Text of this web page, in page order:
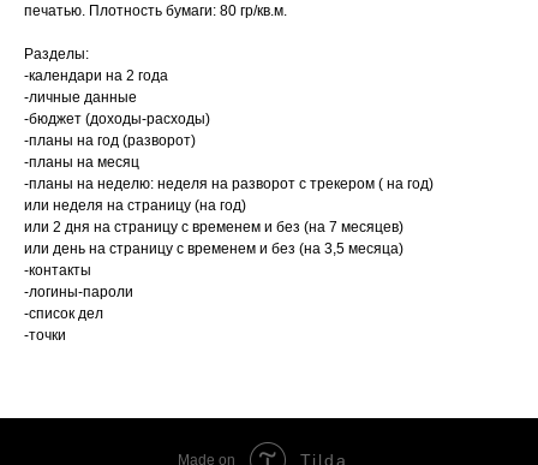
печатью. Плотность бумаги: 80 гр/кв.м.
Разделы:
-календари на 2 года
-личные данные
-бюджет (доходы-расходы)
-планы на год (разворот)
-планы на месяц
-планы на неделю: неделя на разворот с трекером ( на год)
или неделя на страницу (на год)
или 2 дня на страницу с временем и без (на 7 месяцев)
или день на страницу с временем и без (на 3,5 месяца)
-контакты
-логины-пароли
-список дел
-точки
Made on Tilda